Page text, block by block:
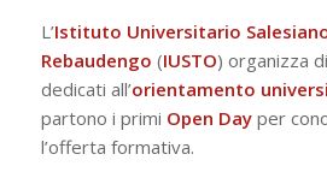
L’Istituto Universitario
Rebaudengo (IUSTO) organizza
dedicati all’orientamento
partono i primi Open Dayper
l’offerta formativa.